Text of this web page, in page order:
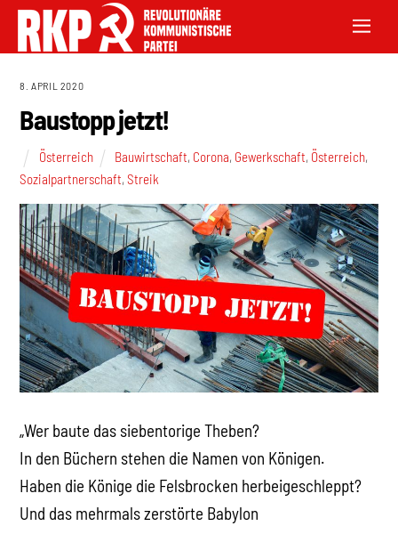
8. APRIL 2020
Baustopp jetzt!
Österreich Bauwirtschaft, Corona, Gewerkschaft, Österreich,
Sozialpartnerschaft,Streik
„Wer baute das siebentorige Theben?
In den Büchern stehen die Namen von Königen.
Haben die Könige die Felsbrocken herbeigeschleppt?
Und das mehrmals zerstörte Babylon